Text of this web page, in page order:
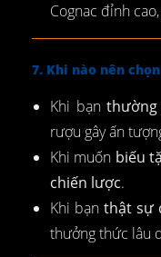
Cognac đỉnh
7. Khi nào nên
Khi bạnthường
rượu gây ấn
Khi muốn biếu
chiến lược.
Khi bạn thật sự
thưởng thức lâu